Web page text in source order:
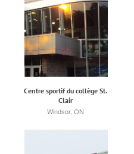
Centre sportif du collège St.
Clair
Windsor, ON